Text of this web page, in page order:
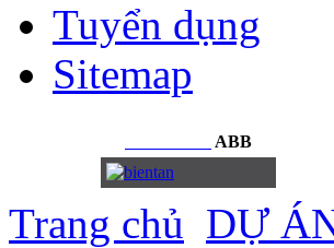
Tuyển dụng
Sitemap
ABB
Trang chủ DỰ